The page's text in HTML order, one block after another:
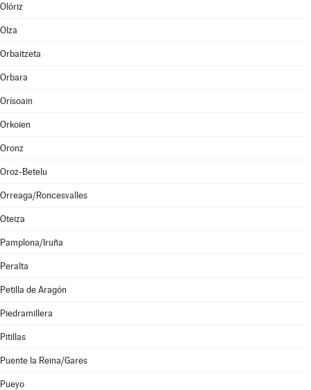
Olóriz
Olza
Orbaitzeta
Orbara
Orísoain
Orkoien
Oronz
Oroz-Betelu
Orreaga/Roncesvalles
Oteiza
Pamplona/Iruña
Peralta
Petilla de Aragón
Piedramillera
Pitillas
Puente la Reina/Gares
Pueyo